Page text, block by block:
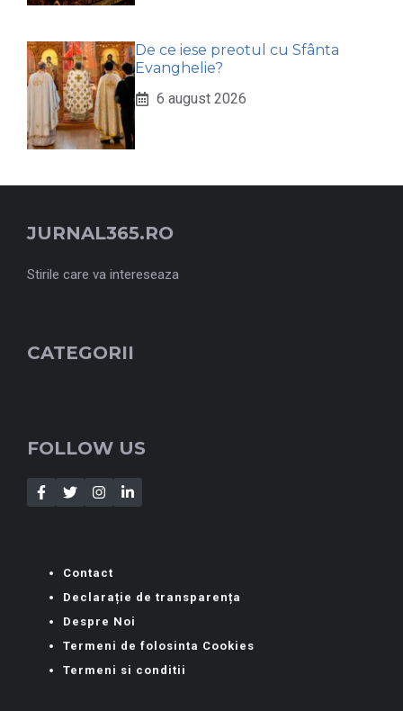
De ce iese preotul cu Sfânta
Evanghelie?
6 august 2026
JURNAL365.RO
Stirile care va intereseaza
CATEGORII
FOLLOW US
Contact
Declarație de transparența
Despre Noi
Termeni de folosinta Cookies
Termeni si conditii